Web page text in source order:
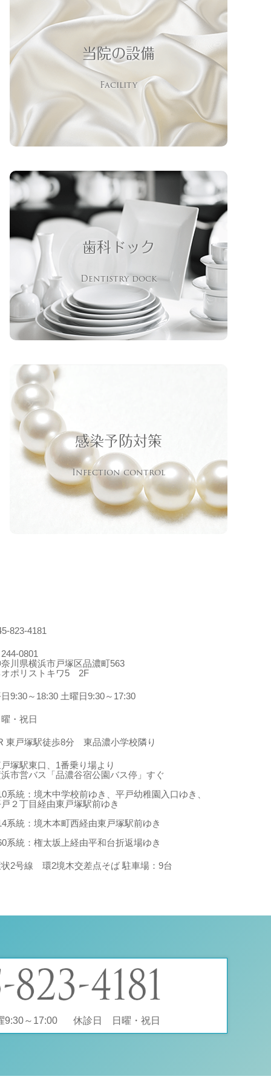
当院の設備
Facility
歯科ドック
Dentistry dock
感染予防対策
Infection control
823-4181
0801
川県横浜市戸塚区品濃町563
オポリストキワ5 2F
9:30～18:30 土曜日9:30～17:30
・祝日
東戸塚駅徒歩8分 東品濃小学校隣り
塚駅東口、1番乗り場より
市営バス「品濃谷宿公園バス停」すぐ
系統：境木中学校前ゆき、平戸幼稚園入口ゆき、
２丁目経由東戸塚駅前ゆき
系統：境木本町西経由東戸塚駅前ゆき
系統：権太坂上経由平和台折返場ゆき
2号線 環2境木交差点そば 駐車場：9台
9:30～17:00 休診日 日曜・祝日